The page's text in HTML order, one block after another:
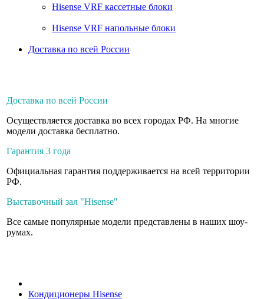
Hisense VRF кассетные блоки
Hisense VRF напольные блоки
Доставка по всей России
Доставка по всей России
Осуществляется доставка во всех городах РФ. На многие
модели доставка бесплатно.
Гарантия 3 года
Официальная гарантия поддерживается на всей территории
РФ.
Выставочный зал "Hisense"
Все самые популярные модели представлены в наших шоу-
румах.
Кондиционеры Hisense